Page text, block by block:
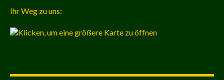
Ihr Weg zu uns: